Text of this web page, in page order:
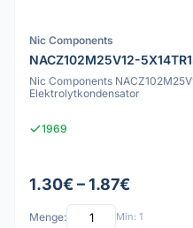
Nic Components
NACZ102M25V12-
Nic Components
Elektrolytkondensator
1969
1.30€ – 1.87€
Menge: Min: 1